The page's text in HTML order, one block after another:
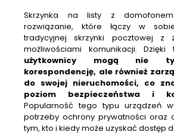
Skrzynka na listy z
rozwiązanie, które łączy w
tradycyjnej skrzynki pocztowej z
możliwościami komunikacji. Dzięki
użytkownicy mogą nie
korespondencję, ale również
do swojej nieruchomości, co
poziom bezpieczeństwa i
Popularność tego typu urządzeń
potrzeby ochrony prywatności oraz
tym, kto i kiedy może uzyskać dostęp